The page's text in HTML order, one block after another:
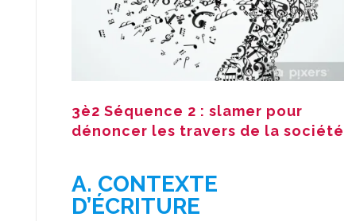
3è2 Séquence 2 : slamer pour
dénoncer les travers de la société
A. CONTEXTE
D’ÉCRITURE